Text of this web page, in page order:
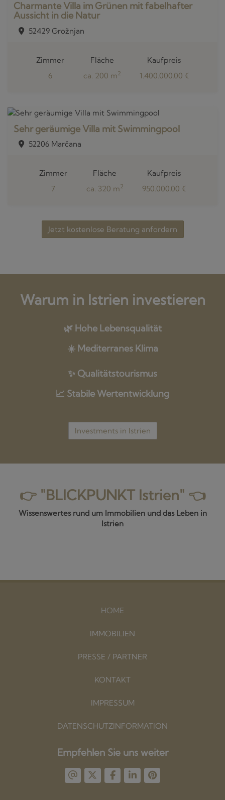
Charmante Villa im Grünen mit fabelhafter
Aussicht in die Natur
52429 Grožnjan
Zimmer
6
Fläche
ca. 200 m2
Kaufpreis
1.400.000,00 €
Sehr geräumige Villa mit Swimmingpool
52206 Marčana
Zimmer
7
Fläche
ca. 320 m2
Kaufpreis
950.000,00 €
Jetzt kostenlose Beratung anfordern
Warum in Istrien investieren
🌿 Hohe Lebensqualität
☀️ Mediterranes Klima
✨ Qualitätstourismus
📈 Stabile Wertentwicklung
Investments in Istrien
👉 "BLICKPUNKT Istrien" 👈
Wissenswertes rund um Immobilien und das Leben in
Istrien
HOME
IMMOBILIEN
PRESSE / PARTNER
KONTAKT
IMPRESSUM
DATENSCHUTZINFORMATION
Empfehlen Sie uns weiter